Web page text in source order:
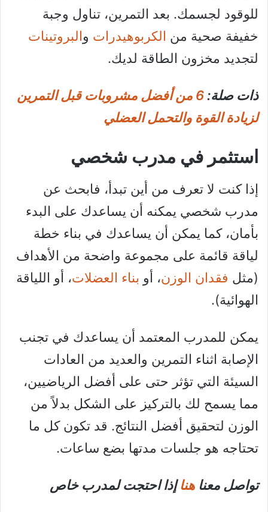
للوقود لجسمك. بعد التمرين، تناول وجبة
خفيفة صحية من الكربوهيدرات والبروتينات
لتجديد مخزون الطاقة لديك.
ذات صلة:
6 من أفضل مشروبات قبل التمرين
لزيادة القوة والتحمل العضلي
استثمر في مدرب شخصي
إذا كنت لا تعرف من أين تبدأ، فابحث عن
مدرب شخصي يمكنه أن يساعدك على البدء
بأمان، كما يمكن أن يساعدك في بناء خطة
لياقة قائمة على مجموعة واضحة من الأهداف
(مثل فقدان الوزن، أو بناء العضلات، أو اللياقة
الهوائية).
يمكن للمدرب المعتمد أن يساعدك في تجنب
الإصابة اثناء التمرين والعديد من العادات
السيئة التي تؤثر حتى على أفضل الرياضيين،
مما يسمح لك بالتركيز على الشكل بدلاً من
الوزن لتحقيق أفضل النتائج. قد تكون كل ما
تحتاجه هو جلسات مدتها بضع ساعات.
تواصل معنا هناإذا احتجت لمدرب خاص